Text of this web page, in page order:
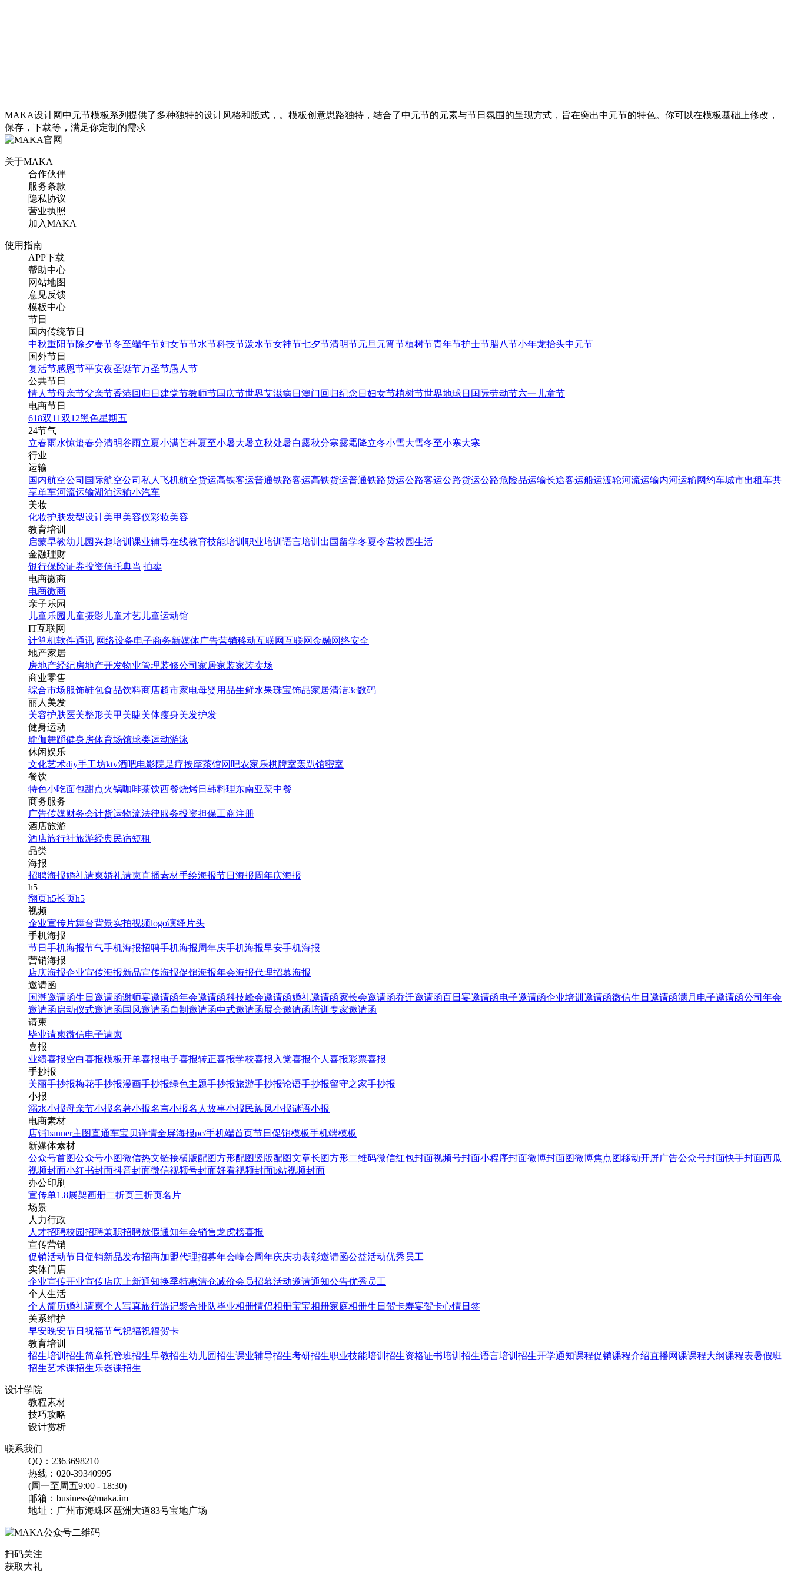
十四节气中元节微信公众
号头图
找相似
公众号首图
扁平手绘插画风中国传统
节日中元节鬼节孔明灯河
灯二十四节气中元节微信
公众号头图
找相似
公众号首图
插画国风中元节祝福海报
找相似
手机海报
蓝色大气中元节手机海报
找相似
手机海报
国风实景中元节祝福海报
找相似
手机海报
简约大气孔明灯中元节海
找相似
手机海报
手绘插画风中元节祝福
找相似
手机海报
创意插画风，中元节，中
元云祭祀，倡导云祭祀，
文明祭祀，鬼节，放河
灯，天灯，许愿，中元寄
哀思，中元祭祀海报
找相似
手机海报
找相似
公众号首图
MAKA设计网中元节模板系列提供了多种独特的设计风格和版式，。模板创意思路独特，结合了中元节的元素与节日氛围的呈现方式，旨在突出中元节的特色。你可以在模板基础上修改，
保存，下载等，满足你定制的需求
关于MAKA
合作伙伴
服务条款
隐私协议
营业执照
加入MAKA
使用指南
APP下载
帮助中心
网站地图
意见反馈
模板中心
节日
国内传统节日
中秋重阳节除夕春节冬至端午节妇女节节水节科技节泼水节女神节七夕节清明节元旦 元宵节植树节青年节护士节腊八节小年龙抬头中元节
国外节日
复活节感恩节平安夜圣诞节万圣节愚人节
公共节日
情人节母亲节父亲节香港回归日 建党节教师节国庆节世界艾滋病日 澳门回归纪念日 妇女节植树节世界地球日 国际劳动节六一儿童节
电商节日
618双11双12黑色星期五
24节气
立春雨水惊蛰春分清明谷雨立夏小满芒种夏至小暑大暑立秋处暑白露秋分寒露霜降立冬小雪大雪冬至小寒大寒
行业
运输
国内航空公司 国际航空公司 私人飞机航空货运高铁客运普通铁路客运高铁货运普通铁路货运公路客运公路货运公路危险品运输长途客运船运渡轮河流运输内河运输网约车城市出租车共
享单车河流运输湖泊运输小汽车
美妆
化妆护肤发型设计美甲 美容仪彩妆美容
教育培训
启蒙早教幼儿园 兴趣培训 课业辅导在线教育技能培训 职业培训 语言培训 出国留学冬夏令营校园生活
金融理财
银行保险证券投资信托典当|拍卖
电商微商
电商微商
亲子乐园
儿童乐园 儿童摄影 儿童才艺 儿童运动馆
IT互联网
计算机软件通讯|网络设备电子商务新媒体广告营销移动互联网互联网金融网络安全
地产家居
房地产经纪房地产开发物业管理装修公司 家居家装家装卖场
商业零售
综合市场服饰鞋包食品饮料商店超市家电母婴用品生鲜水果珠宝饰品家居清洁3c数码
丽人美发
美容护肤医美整形美甲美睫美体瘦身美发护发
健身运动
瑜伽舞蹈健身房体育场馆球类运动游泳
休闲娱乐
文化艺术diy手工坊ktv酒吧电影院足疗按摩茶馆网吧农家乐棋牌室轰趴馆密室
餐饮
特色小吃面包甜点火锅咖啡茶饮西餐烧烤日韩料理东南亚菜中餐
商务服务
广告传媒财务会计货运物流法律服务投资担保工商注册
酒店旅游
酒店旅行社旅游经典民宿短租
品类
海报
招聘海报婚礼请柬婚礼请柬直播素材手绘海报节日海报周年庆海报
h5
翻页h5长页h5
视频
企业宣传片舞台背景实拍视频logo演绎 片头
手机海报
节日手机海报节气手机海报招聘手机海报周年庆手机海报早安手机海报
营销海报
店庆海报企业宣传海报新品宣传海报促销海报年会海报代理招募海报
邀请函
国潮邀请函生日邀请函谢师宴邀请函年会邀请函科技峰会邀请函婚礼邀请函家长会邀请函乔迁邀请函百日宴邀请函电子邀请函企业培训邀请函微信生日邀请函满月电子邀请函公司年会
邀请函 启动仪式邀请函国风邀请函自制邀请函中式邀请函展会邀请函培训专家邀请函
请柬
毕业请柬微信电子请柬
喜报
业绩喜报空白喜报模板开单喜报电子喜报转正喜报学校喜报 入党喜报个人喜报彩票喜报
手抄报
美丽手抄报梅花手抄报漫画手抄报绿色主题手抄报旅游手抄报论语手抄报留守之家手抄报
小报
溺水小报母亲节小报名著小报名言小报名人故事小报民族风小报谜语小报
电商素材
店铺banner主图直通车宝贝详情全屏海报pc/手机端首页节日促销模板手机端模板
新媒体素材
公众号首图公众号小图微信热文链接横版配图方形配图竖版配图文章长图方形二维码微信红包封面视频号封面小程序封面微博封面图微博焦点图移动开屏广告公众号封面快手封面西瓜
视频封面小红书封面抖音封面微信视频号封面好看视频封面b站视频封面
办公印刷
宣传单1.8展架画册二折页三折页名片
场景
人力行政
人才招聘校园招聘兼职招聘放假通知年会销售龙虎榜喜报
宣传营销
促销活动节日促销新品发布招商加盟代理招募年会峰会周年庆庆功表彰邀请函公益活动优秀员工
实体门店
企业宣传开业宣传店庆 上新通知换季特惠清仓减价会员招募活动邀请通知公告优秀员工
个人生活
个人简历婚礼请柬个人写真旅行游记聚合排队毕业相册情侣相册宝宝相册家庭相册生日贺卡寿宴贺卡心情日签
关系维护
早安晚安节日祝福节气祝福祝福贺卡
教育培训
招生培训 招生简章托管班招生早教招生幼儿园招生课业辅导招生考研招生职业技能培训招生资格证书培训招生语言培训招生开学通知课程促销课程介绍直播网课课程大纲课程表暑假班
招生艺术课招生乐器课招生
设计学院
教程素材
技巧攻略
设计赏析
联系我们
QQ：2363698210
热线：020-39340995
(周一至周五9:00 - 18:30)
邮箱：business@maka.im
地址：广州市海珠区琶洲大道83号宝地广场
扫码关注
获取大礼